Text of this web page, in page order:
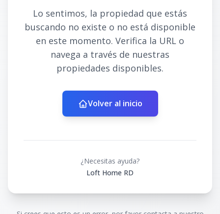
Lo sentimos, la propiedad que estás
buscando no existe o no está disponible
en este momento. Verifica la URL o
navega a través de nuestras
propiedades disponibles.
Volver al inicio
¿Necesitas ayuda?
Loft Home RD